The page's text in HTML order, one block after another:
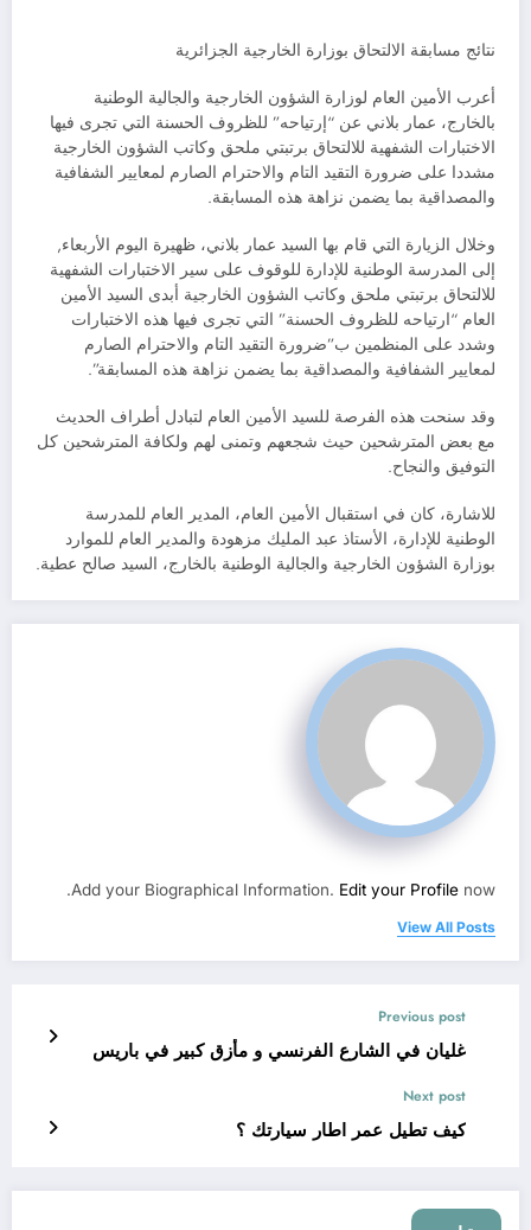
نتائج مسابقة الالتحاق بوزارة الخارجية الجزائرية
أعرب الأمين العام لوزارة الشؤون الخارجية والجالية الوطنية
بالخارج، عمار بلاني عن “إرتياحه” للظروف الحسنة التي تجرى فيها
الاختبارات الشفهية للالتحاق برتبتي ملحق وكاتب الشؤون الخارجية
مشددا على ضرورة التقيد التام والاحترام الصارم لمعايير الشفافية
والمصداقية بما يضمن نزاهة هذه المسابقة.
وخلال الزيارة التي قام بها السيد عمار بلاني، ظهيرة اليوم الأربعاء,
إلى المدرسة الوطنية للإدارة للوقوف على سير الاختبارات الشفهية
للالتحاق برتبتي ملحق وكاتب الشؤون الخارجية أبدى السيد الأمين
العام “ارتياحه للظروف الحسنة” التي تجرى فيها هذه الاختبارات
وشدد على المنظمين ب”ضرورة التقيد التام والاحترام الصارم
لمعايير الشفافية والمصداقية بما يضمن نزاهة هذه المسابقة”.
وقد سنحت هذه الفرصة للسيد الأمين العام لتبادل أطراف الحديث
مع بعض المترشحين حيث شجعهم وتمنى لهم ولكافة المترشحين كل
التوفيق والنجاح.
للاشارة، كان في استقبال الأمين العام، المدير العام للمدرسة
الوطنية للإدارة، الأستاذ عبد المليك مزهودة والمدير العام للموارد
بوزارة الشؤون الخارجية والجالية الوطنية بالخارج، السيد صالح عطية.
Add your Biographical Information. Edit your Profile now.
View All Posts
Previous post
غليان في الشارع الفرنسي و مأزق كبير في باريس
Next post
كيف تطيل عمر اطار سيارتك ؟